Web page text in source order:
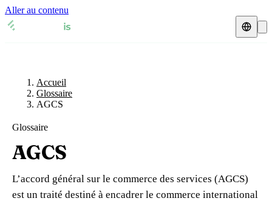
Aller au contenu
🇫🇷 France
🇬🇧 Royaume-Uni
🇧🇪 Belgique
🇩🇪Allemagne
Fiches TVA
🇫🇷 France
🇬🇧
🇨🇭 Suisse
🇧🇪 Belgique
Expert-comptable
Expert-comptable e-commerce
Expert-comptable Amazon
Ressources & Blog
Blog
Glossaire
Accueil
Glossaire
AGCS
Glossaire
AGCS
L’accord général sur le commerce des services (AGCS)
est un traité destiné à encadrer le commerce international